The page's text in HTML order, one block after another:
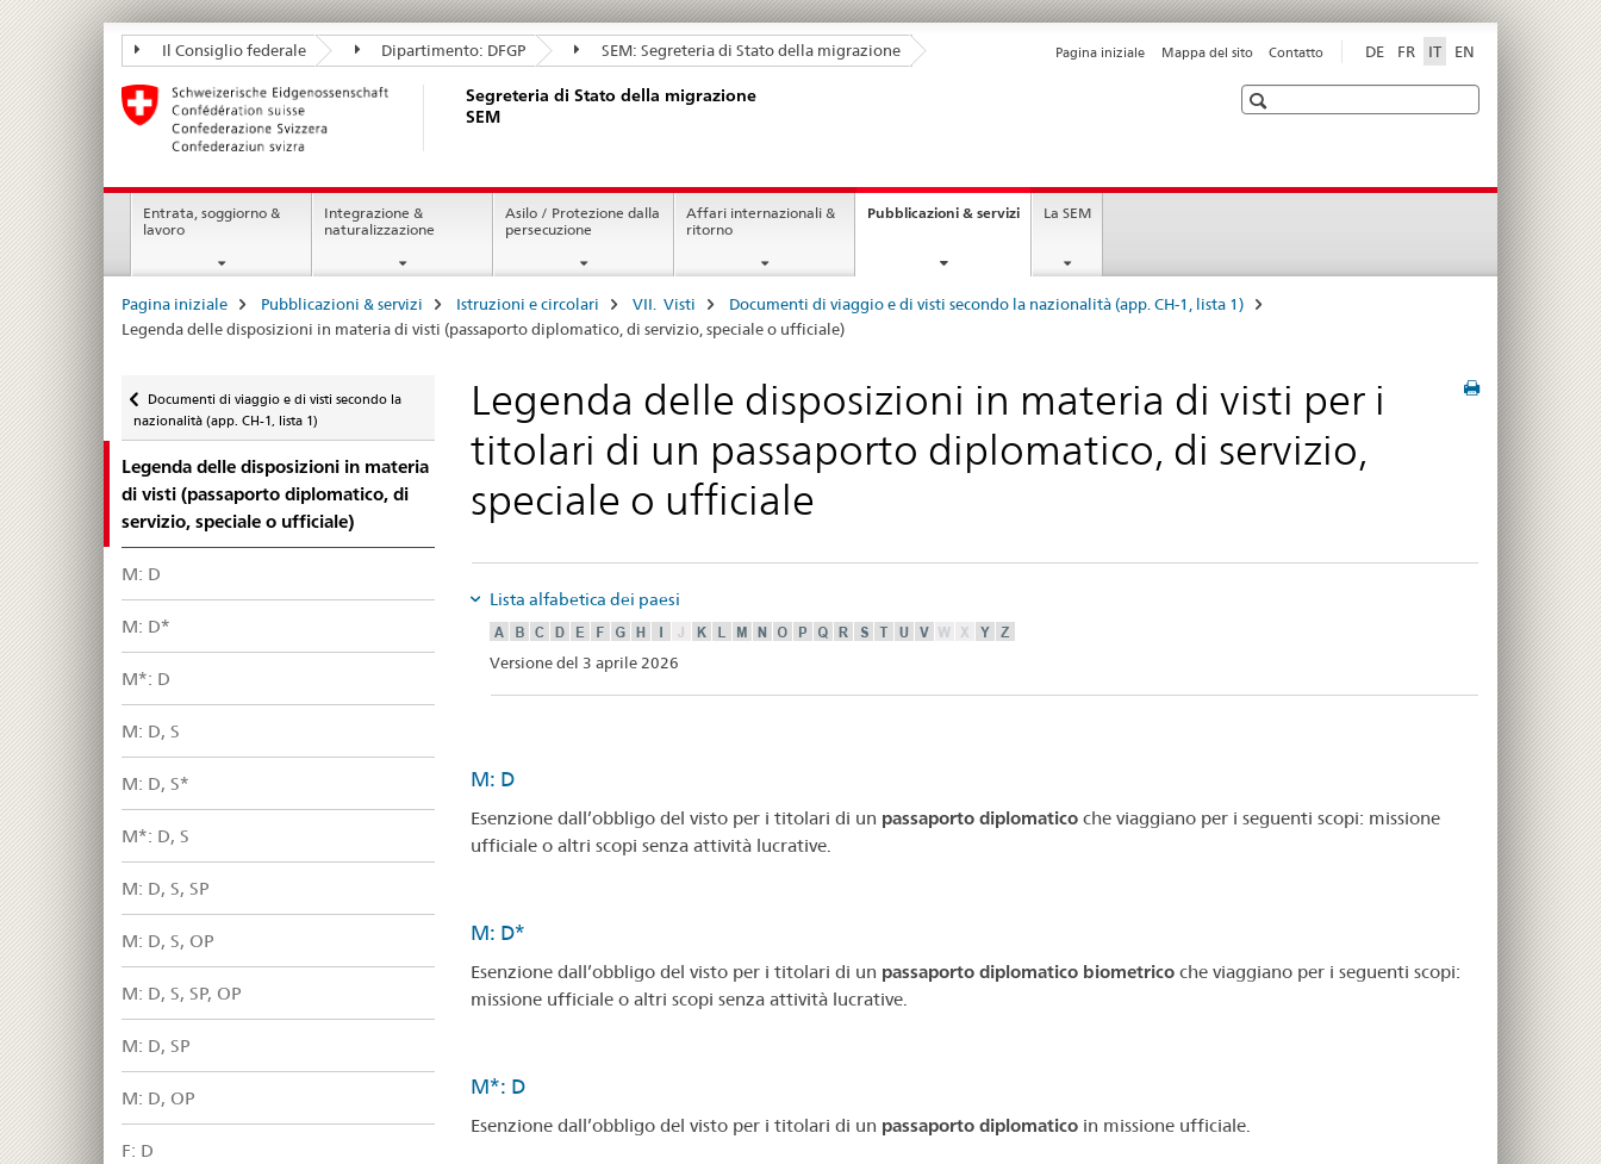
Segreteria
di
Stato
della
migrazione
SEM
Il Consiglio federale Dipartimento: DFGP SEM: Segreteria di Stato della migrazione DE FR IT EN
Pagina iniziale Mappa del sito Contatto
Segreteria di Stato della migrazione
SEM
Ricerca
Navigation
Entrata, soggiorno &
lavoro
Integrazione &
naturalizzazione
Asilo / Protezione dalla
persecuzione
Affari internazionali &
ritorno
Pubblicazioni & servizicurrent
La SEM
Breadcrumb
Pagina iniziale Pubblicazioni & servizi Istruzioni e circolari VII. Visti
Documenti di viaggio e di visti secondo la nazionalità (app. CH-1, lista 1)
Legenda delle disposizioni in materia di visti (passaporto diplomatico, di servizio, speciale o ufficiale)
Documenti di viaggio e di visti secondo la
nazionalità (app. CH-1, lista 1)
Legenda delle disposizioni in materia
di visti (passaporto diplomatico, di
servizio, speciale o ufficiale)
M: D
M: D*
M*: D
M: D, S
M: D, S*
M*: D, S
M: D, S, SP
M: D, S, OP
M: D, S, SP, OP
M: D, SP
M: D, OP
F: D
Legenda delle disposizioni in materia di visti per i
titolari di un passaporto diplomatico, di servizio,
speciale o ufficiale
Lista alfabetica dei paesi
Versione del 3 aprile 2026
M: D
Esenzione dall’obbligo del visto per i titolari di un passaporto diplomatico che viaggiano per i seguenti scopi: missione
ufficiale o altri scopi senza attività lucrative.
M: D*
Esenzione dall’obbligo del visto per i titolari di un passaporto diplomatico biometrico che viaggiano per i seguenti scopi:
missione ufficiale o altri scopi senza attività lucrative.
M*: D
Esenzione dall’obbligo del visto per i titolari di un passaporto diplomaticoin missione ufficiale.